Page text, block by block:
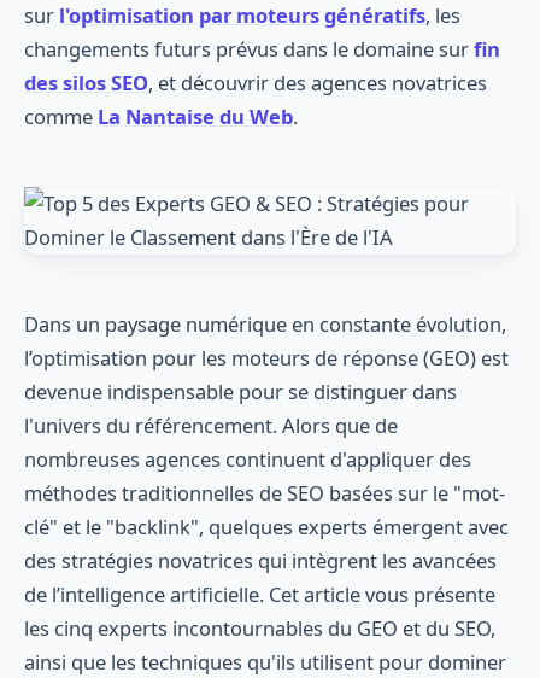
sur l'optimisation par moteurs génératifs, les
changements futurs prévus dans le domaine surfin
des silos SEO, et découvrir des agences novatrices
comme La Nantaise du Web.
Dans un paysage numérique en constante évolution,
l’optimisation pour les moteurs de réponse (GEO) est
devenue indispensable pour se distinguer dans
l'univers du référencement. Alors que de
nombreuses agences continuent d'appliquer des
méthodes traditionnelles de SEO basées sur le "mot-
clé" et le "backlink", quelques experts émergent avec
des stratégies novatrices qui intègrent les avancées
de l’intelligence artificielle. Cet article vous présente
les cinq experts incontournables du GEO et du SEO,
ainsi que les techniques qu'ils utilisent pour dominer